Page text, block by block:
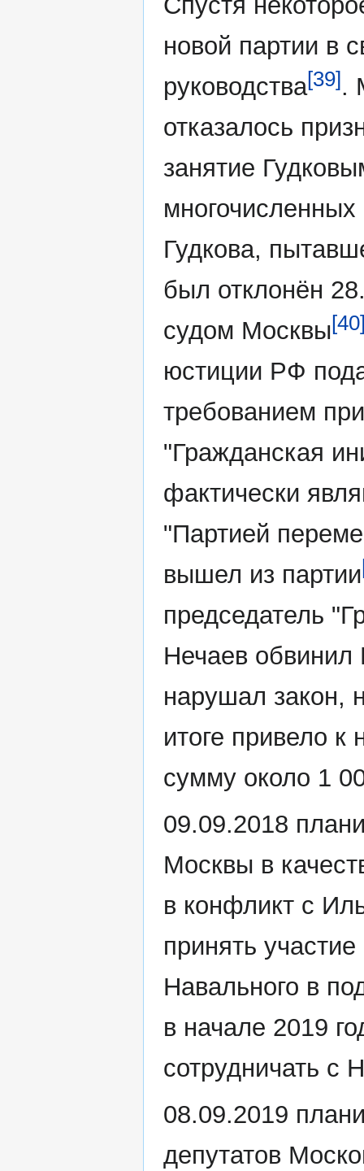
новой партии в
руководства[39].
отказалось
занятие
Гудкова,
был отклонён
судом Москвы
юстиции РФ
требованием
"Гражданская
фактически
"Партией
вышел из партии
председатель
Нечаев обвинил
нарушал закон,
итоге привело
сумму около 1
09.09.2018
Москвы в
в конфликт с
принять
Навального в
в начале 2019
сотрудничать с
08.09.2019
депутатов